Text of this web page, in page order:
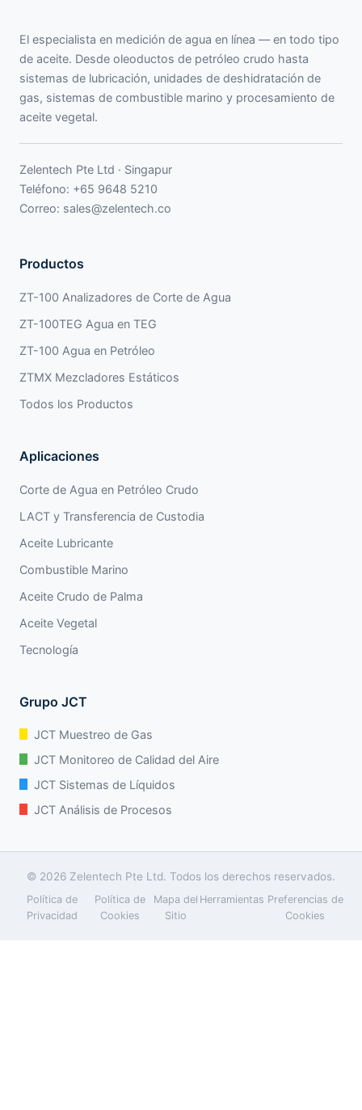
El especialista en medición de agua en línea — en todo tipo
de aceite. Desde oleoductos de petróleo crudo hasta
sistemas de lubricación, unidades de deshidratación de
gas, sistemas de combustible marino y procesamiento de
aceite vegetal.
Zelentech Pte Ltd · Singapur
Teléfono: +65 9648 5210
Correo: sales@zelentech.co
Productos
ZT-100 Analizadores de Corte de Agua
ZT-100TEG Agua en TEG
ZT-100 Agua en Petróleo
ZTMX Mezcladores Estáticos
Todos los Productos
Aplicaciones
Corte de Agua en Petróleo Crudo
LACT y Transferencia de Custodia
Aceite Lubricante
Combustible Marino
Aceite Crudo de Palma
Aceite Vegetal
Tecnología
Grupo JCT
JCT Muestreo de Gas
JCT Monitoreo de Calidad del Aire
JCT Sistemas de Líquidos
JCT Análisis de Procesos
© 2026 Zelentech Pte Ltd. Todos los derechos reservados.
Política de
Privacidad
Política de
Cookies
Mapa del
Sitio
Herramientas Preferencias de
Cookies